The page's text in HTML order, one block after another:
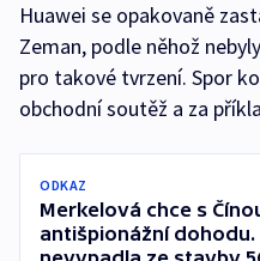
Huawei se opakovaně
Zeman, podle něhož
pro takové tvrzení. Spor
obchodní soutěž a za
ODKAZ
Merkelová chce s
antišpionážní dohodu.